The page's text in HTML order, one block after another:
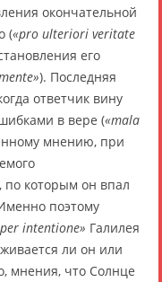
окончательной
(«pro ulteriori veritate
его
). Последняя
ответчик вину
в вере («mala
мнению, при
которым он впал
поэтому
intentione» Галилея
ли он или
мнения, что Солнце